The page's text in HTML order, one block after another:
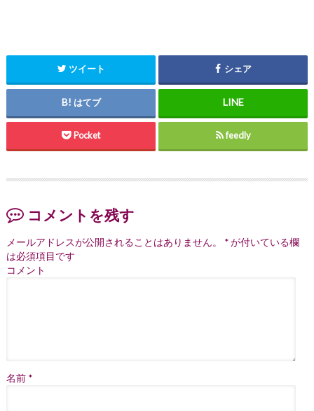
ツイート シェア
はてブ
Pocket feedly
コメントを残す
メールアドレスが公開されることはありません。 *が付いている欄
は必須項目です
コメント
名前 *